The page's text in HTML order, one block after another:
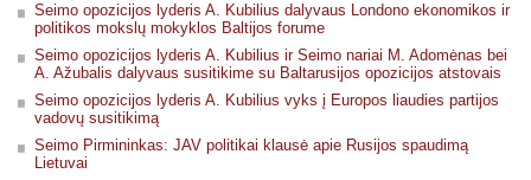
Seimo opozicijos lyderis A. Kubilius dalyvaus Londono ekonomikos ir
politikos mokslų mokyklos Baltijos forume
Seimo opozicijos lyderis A. Kubilius ir Seimo nariai M. Adomėnas bei
A. Ažubalis dalyvaus susitikime su Baltarusijos opozicijos atstovais
Seimo opozicijos lyderis A. Kubilius vyks į Europos liaudies partijos
vadovų susitikimą
Seimo Pirmininkas: JAV politikai klausė apie Rusijos spaudimą
Lietuvai